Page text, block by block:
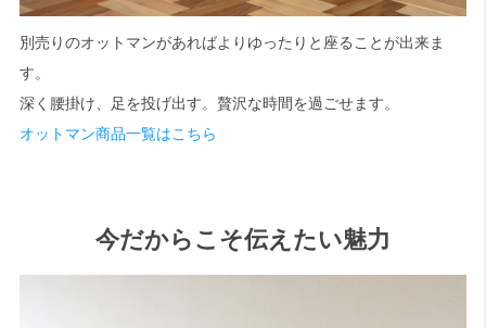
別売りのオットマンがあればよりゆったりと座ることが出来ま
す。
深く腰掛け、足を投げ出す。贅沢な時間を過ごせます。
オットマン商品一覧はこちら
今だからこそ伝えたい魅力